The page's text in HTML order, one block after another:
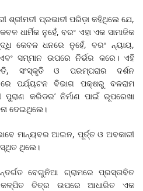
ପ୍ରଭାତୀ ପରିଡ଼ା କହିଥିଲେ ଯେ,
ଧାର୍ମିକ ନୁହେଁ, ବରଂ ଏହା ଏକ ସାମାଜିକ
କେବଳ ଧନରେ ନୁହେଁ, ବରଂ ନ୍ୟାୟ,
ସମ୍ମାନ ଉପରେ ନିର୍ଭର କରେ। ଏହି
ସଂସ୍କୃତି ଓ ପରମ୍ପରାର ଦର୍ଶନ
ପର୍ଯ୍ୟଟନ ବିଭାଗ ପକ୍ଷରୁ ବଳରାମ
ପୁରାଣ କରିଡର’ ନିର୍ମାଣ ପାଇଁ ରୂପରେଖା
ଦେଇଥିଲେ।
ମାନ୍ୟବର ଆଇନ, ପୂର୍ତ୍ତ ଓ ଅବକାରୀ
ଥିଲେ।
ବେଗୁନିଆ ଗ୍ରାମରେ ପ୍ରସ୍ତାବିତ
ଚିତ୍ର ଉପରେ ଆଧାରିତ ଏକ